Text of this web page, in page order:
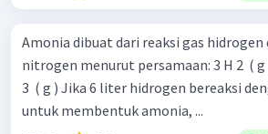
Amonia dibuat dari reaksi gas hidrogen
nitrogen menurut persamaan: 3 H 2 ​ ( g ) + N 2 ​ ( g ) → 2 NH
3 ​ ( g ) Jika 6 liter hidrogen bereaksi dengan nitrogen
untuk membentuk amonia, ...